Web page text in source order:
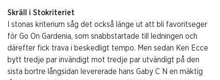
Skräll i Stokriteriet
I stonas kriterium såg det också länge ut att bli favoritseger
för Go On Gardenia, som snabbstartade till ledningen och
därefter fick trava i beskedligt tempo. Men sedan Ken Ecce
bytt tredje par invändigt mot tredje par utvändigt på den
sista bortre långsidan levererade hans Gaby C N en mäktig